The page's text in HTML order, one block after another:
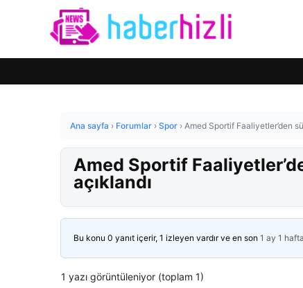
Ana sayfa › Forumlar › Spor › Amed Sportif Faaliyetler’den
Amed Sportif
açıklandı
Bu konu 0 yanıt içerir, 1 izleyen vardır ve en son 1 ay 1
1 yazı görüntüleniyor (toplam 1)